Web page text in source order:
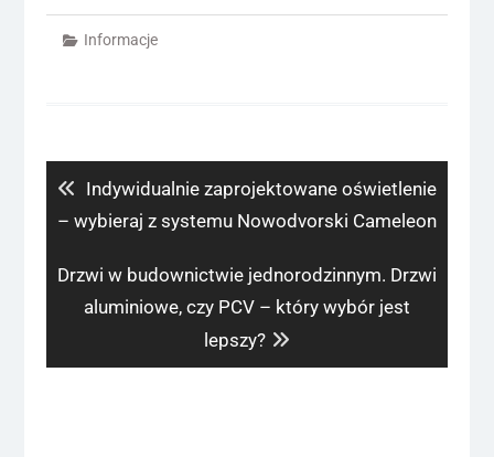
Informacje
Previous
post:
Indywidualnie zaprojektowane oświetlenie
– wybieraj z systemu Nowodvorski Cameleon
Next
post:
Drzwi w budownictwie jednorodzinnym. Drzwi
aluminiowe, czy PCV – który wybór jest
lepszy?